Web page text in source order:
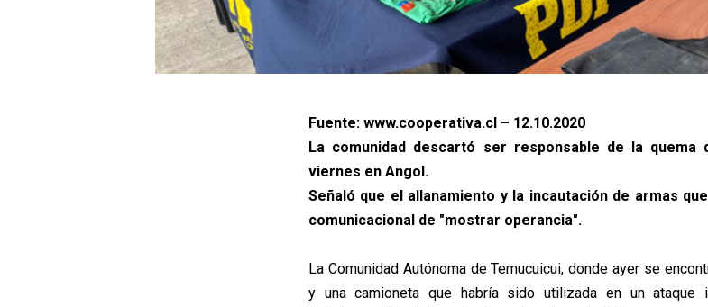
Fuente: www.cooperativa.cl – 12.10.2020
La comunidad descartó ser responsable de la quema
viernes en Angol.
Señaló que el allanamiento y la incautación de armas
comunicacional de "mostrar operancia".
La Comunidad Autónoma de Temucuicui, donde ayer se
y una camioneta que habría sido utilizada en un ataque